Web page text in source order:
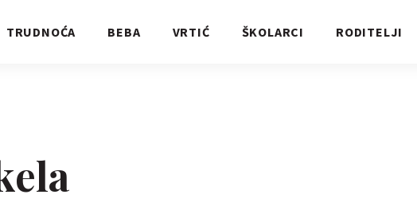
TRUDNOĆA BEBA VRTIĆ ŠKOLARCI RODITELJI